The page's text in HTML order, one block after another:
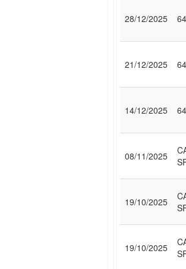
28/12/2025
21/12/2025
14/12/2025
08/11/2025
19/10/2025
19/10/2025